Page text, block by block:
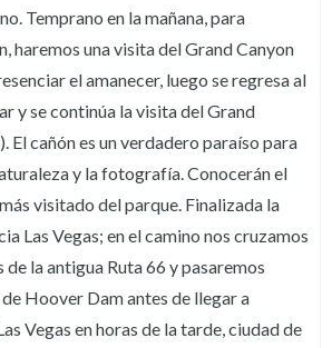
Temprano en la mañana, para
haremos una visita del Grand Canyon
el amanecer, luego se regresa al
y se continúa la visita del Grand
El cañón es un verdadero paraíso para
y la fotografía. Conocerán el
visitado del parque. Finalizada la
Las Vegas; en el camino nos cruzamos
la antigua Ruta 66 y pasaremos
Hoover Dam antes de llegar a
Vegas en horas de la tarde, ciudad de